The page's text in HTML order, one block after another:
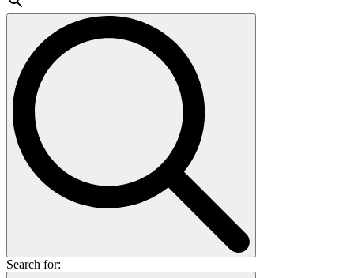
Search for: